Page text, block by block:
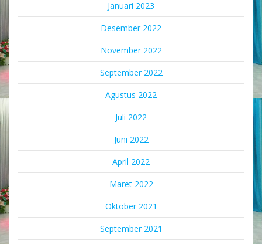
Januari 2023
Desember 2022
November 2022
September 2022
Agustus 2022
Juli 2022
Juni 2022
April 2022
Maret 2022
Oktober 2021
September 2021